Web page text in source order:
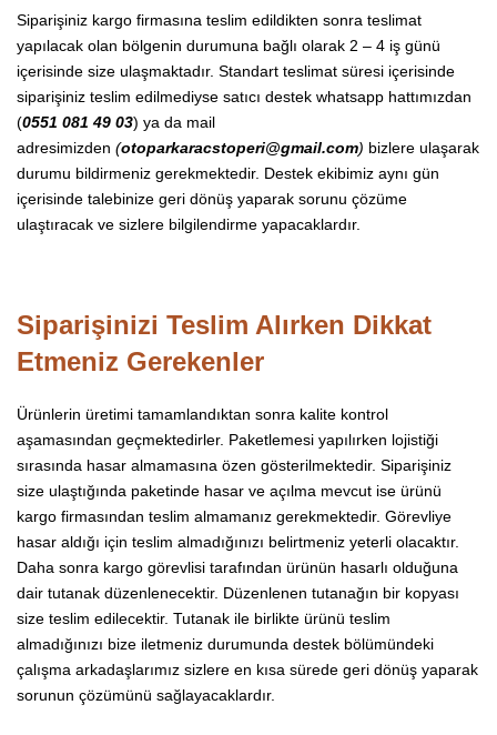
Siparişiniz kargo firmasına teslim edildikten sonra teslimat
yapılacak olan bölgenin durumuna bağlı olarak 2 – 4 iş günü
içerisinde size ulaşmaktadır. Standart teslimat süresi içerisinde
siparişiniz teslim edilmediyse satıcı destek whatsapp hattımızdan
(0551 081 49 03) ya da mail
adresimizden (otoparkaracstoperi@gmail.com) bizlere ulaşarak
durumu bildirmeniz gerekmektedir. Destek ekibimiz aynı gün
içerisinde talebinize geri dönüş yaparak sorunu çözüme
ulaştıracak ve sizlere bilgilendirme yapacaklardır.
Siparişinizi Teslim Alırken Dikkat
Etmeniz Gerekenler
Ürünlerin üretimi tamamlandıktan sonra kalite kontrol
aşamasından geçmektedirler. Paketlemesi yapılırken lojistiği
sırasında hasar almamasına özen gösterilmektedir. Siparişiniz
size ulaştığında paketinde hasar ve açılma mevcut ise ürünü
kargo firmasından teslim almamanız gerekmektedir. Görevliye
hasar aldığı için teslim almadığınızı belirtmeniz yeterli olacaktır.
Daha sonra kargo görevlisi tarafından ürünün hasarlı olduğuna
dair tutanak düzenlenecektir. Düzenlenen tutanağın bir kopyası
size teslim edilecektir. Tutanak ile birlikte ürünü teslim
almadığınızı bize iletmeniz durumunda destek bölümündeki
çalışma arkadaşlarımız sizlere en kısa sürede geri dönüş yaparak
sorunun çözümünü sağlayacaklardır.